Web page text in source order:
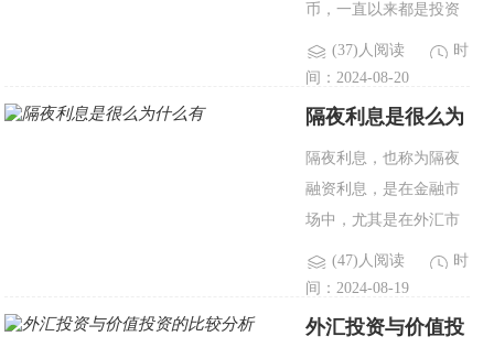
币，一直以来都是投资
者关注的焦点。在全球
经济波动和多变的市场
环境下，如何制定有效
是许多投资者关心的问
题。本..
(37)人阅读
时
间：2024-08-20
隔夜利息是很么为
隔夜利息，也称为隔夜
融资利息，是在金融市
场中，尤其是在外汇市
场中，因持有头寸过夜
而产生的利息。它是金
融交易中的一个重要概
(47)人阅读
时
间：2024-08-19
外汇投资与价值投